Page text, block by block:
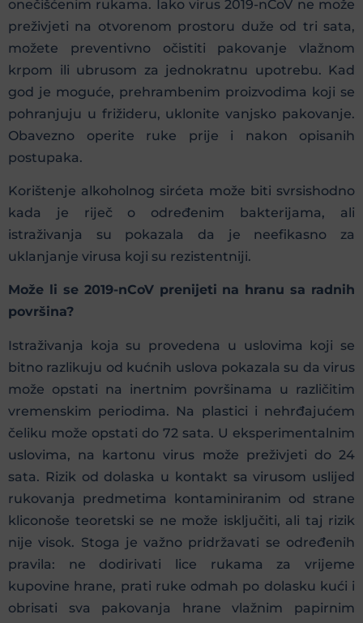
onečišćenim rukama. Iako virus 2019-nCoV ne može
preživjeti na otvorenom prostoru duže od tri sata,
možete preventivno očistiti pakovanje vlažnom
krpom ili ubrusom za jednokratnu upotrebu. Kad
god je moguće, prehrambenim proizvodima koji se
pohranjuju u frižideru, uklonite vanjsko pakovanje.
Obavezno operite ruke prije i nakon opisanih
postupaka.
Korištenje alkoholnog sirćeta može biti svrsishodno
kada je riječ o određenim bakterijama, ali
istraživanja su pokazala da je neefikasno za
uklanjanje virusa koji su rezistentniji.
Može li se 2019-nCoV prenijeti na hranu sa radnih
površina?
Istraživanja koja su provedena u uslovima koji se
bitno razlikuju od kućnih uslova pokazala su da virus
može opstati na inertnim površinama u različitim
vremenskim periodima. Na plastici i nehrđajućem
čeliku može opstati do 72 sata. U eksperimentalnim
uslovima, na kartonu virus može preživjeti do 24
sata. Rizik od dolaska u kontakt sa virusom uslijed
rukovanja predmetima kontaminiranim od strane
kliconoše teoretski se ne može isključiti, ali taj rizik
nije visok. Stoga je važno pridržavati se određenih
pravila: ne dodirivati lice rukama za vrijeme
kupovine hrane, prati ruke odmah po dolasku kući i
obrisati sva pakovanja hrane vlažnim papirnim